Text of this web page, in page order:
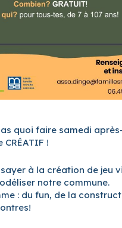
quoi faire samedi
CRÉATIF !
à la création de jeu
notre commune.
: du fun, de la